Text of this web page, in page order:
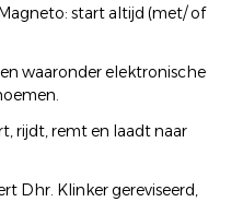
start altijd (met/ of
waaronder elektronische
rijdt, remt en laadt naar
Dhr. Klinker gereviseerd,